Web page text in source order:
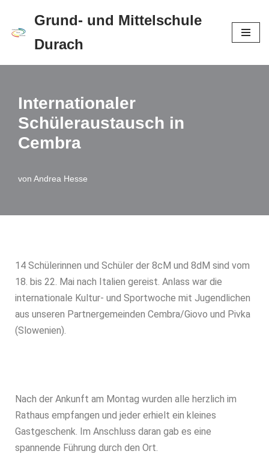
Zum
springen
Grund- und Mittelschule
Durach
Internationaler
Schüleraustausch in
Cembra
von Andrea Hesse
14 Schülerinnen und Schüler der 8cM und 8dM sind vom
18. bis 22. Mai nach Italien gereist. Anlass war die
internationale Kultur- und Sportwoche mit Jugendlichen
aus unseren Partnergemeinden Cembra/Giovo und Pivka
(Slowenien).
Nach der Ankunft am Montag wurden alle herzlich im
Rathaus empfangen und jeder erhielt ein kleines
Gastgeschenk. Im Anschluss daran gab es eine
spannende Führung durch den Ort.